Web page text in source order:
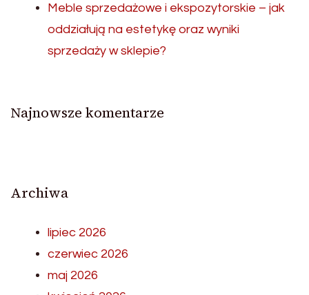
Meble sprzedażowe i ekspozytorskie – jak
oddziałują na estetykę oraz wyniki
sprzedaży w sklepie?
Najnowsze komentarze
Archiwa
lipiec 2026
czerwiec 2026
maj 2026